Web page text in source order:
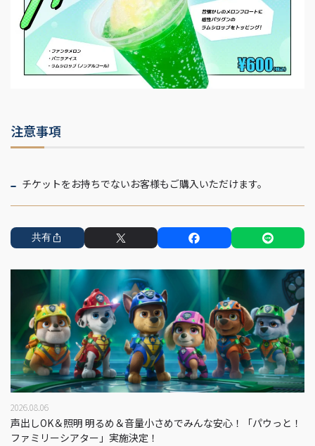
注意事項
チケットをお持ちでないお客様もご購入いただけます。
共有
2026.08.06
声出しOK＆照明 明るめ＆音量小さめでみんな安心！「パウっと！
ファミリーシアター」実施決定！